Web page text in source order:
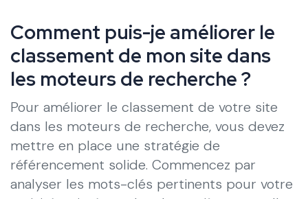
Comment puis-je améliorer le
classement de mon site dans
les moteurs de recherche ?
Pour améliorer le classement de votre site
dans les moteurs de recherche, vous devez
mettre en place une stratégie de
référencement solide. Commencez par
analyser les mots-clés pertinents pour votre